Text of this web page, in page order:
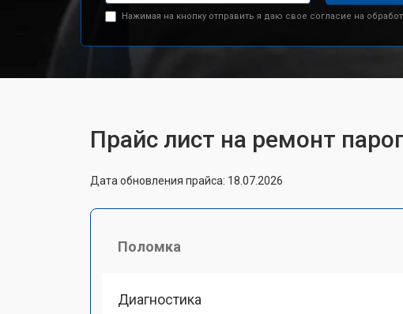
Нажимая на кнопку отправить я даю свое согласие на
Прайс лист на ремонт
Дата обновления прайса: 18.07.2026
Поломка
Диагностика